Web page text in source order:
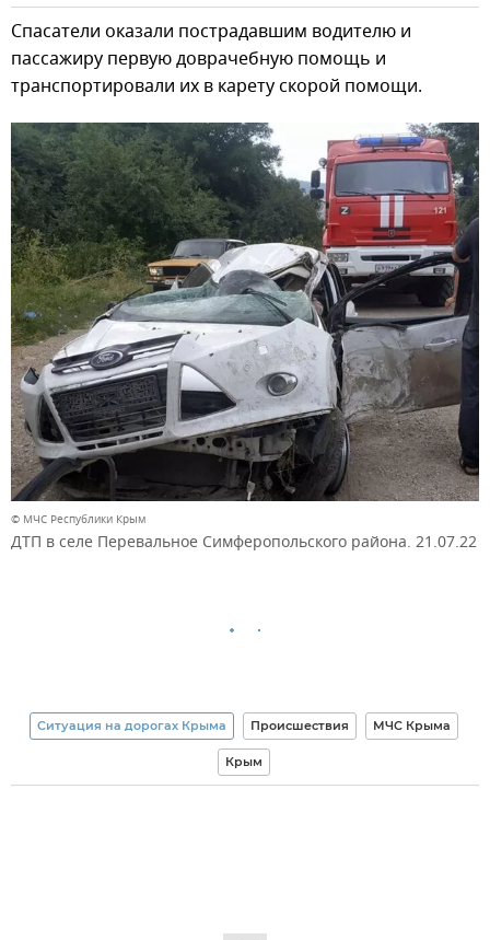
Спасатели оказали пострадавшим водителю и
пассажиру первую доврачебную помощь и
транспортировали их в карету скорой помощи.
© МЧС Республики Крым
ДТП в селе Перевальное Симферопольского района. 21.07.22
Ситуация на дорогах Крыма Происшествия МЧС Крыма
Крым